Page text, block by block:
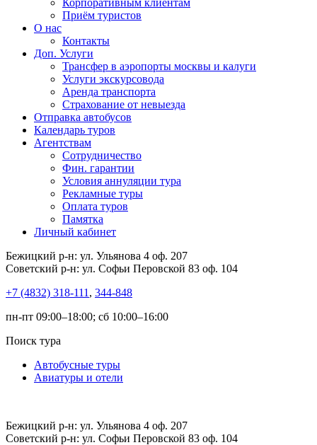
Корпоративным клиентам
Приём туристов
О нас
Контакты
Доп. Услуги
Трансфер в аэропорты москвы и калуги
Услуги экскурсовода
Аренда транспорта
Страхование от невыезда
Отправка автобусов
Календарь туров
Агентствам
Сотрудничество
Фин. гарантии
Условия аннуляции тура
Рекламные туры
Оплата туров
Памятка
Личный кабинет
Бежицкий р-н: ул. Ульянова 4 оф. 207
Советский р-н: ул. Софьи Перовской 83 оф. 104
+7 (4832) 318-111 , 344-848
пн-пт 09:00–18:00; сб 10:00–16:00
Поиск тура
Автобусные туры
Авиатуры и отели
Бежицкий р-н: ул. Ульянова 4 оф. 207
Советский р-н: ул. Софьи Перовской 83 оф. 104